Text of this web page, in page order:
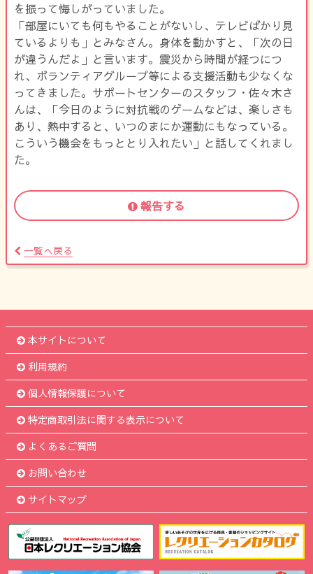
を振って悔しがっていました。
「部屋にいても何もやることがないし、テレビばかり見
ているよりも」とみなさん。身体を動かすと、「次の日
が違うんだよ」と言います。震災から時間が経つにつ
れ、ボランティアグループ等による支援活動も少なくな
ってきました。サポートセンターのスタッフ・佐々木さ
んは、「今日のように対抗戦のゲームなどは、楽しさも
あり、熱中すると、いつのまにか運動にもなっている。
こういう機会をもっととり入れたい」と話してくれまし
た。
報告する
一覧へ戻る
本サイトについて
利用規約
個人情報保護について
特定商取引法に関する表示について
よくあるご質問
お問い合わせ
サイトマップ